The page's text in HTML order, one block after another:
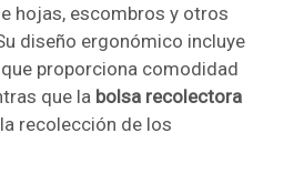
hojas, escombros y otros
diseño ergonómico incluye
que proporciona comodidad
que la bolsa recolectora
recolección de los